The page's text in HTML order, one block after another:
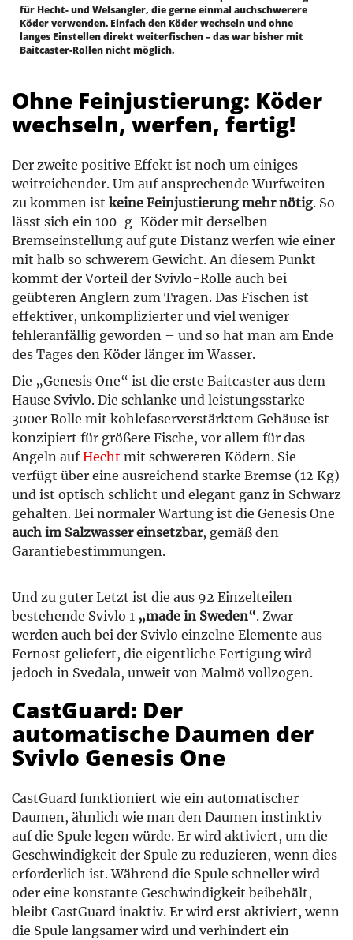
für Hecht- und Welsangler, die gerne einmal auchschwerere
Köder verwenden. Einfach den Köder wechseln und ohne
langes Einstellen direkt weiterfischen – das war bisher mit
Baitcaster-Rollen nicht möglich.
Ohne Feinjustierung: Köder
wechseln, werfen, fertig!
Der zweite positive Effekt ist noch um einiges
weitreichender. Um auf ansprechende Wurfweiten
zu kommen ist keine Feinjustierung mehr nötig. So
lässt sich ein 100-g-Köder mit derselben
Bremseinstellung auf gute Distanz werfen wie einer
mit halb so schwerem Gewicht. An diesem Punkt
kommt der Vorteil der Svivlo-Rolle auch bei
geübteren Anglern zum Tragen. Das Fischen ist
effektiver, unkomplizierter und viel weniger
fehleranfällig geworden – und so hat man am Ende
des Tages den Köder länger im Wasser.
Die „Genesis One“ ist die erste Baitcaster aus dem
Hause Svivlo. Die schlanke und leistungsstarke
300er Rolle mit kohlefaserverstärktem Gehäuse ist
konzipiert für größere Fische, vor allem für das
Angeln aufHecht mit schwereren Ködern. Sie
verfügt über eine ausreichend starke Bremse (12 Kg)
und ist optisch schlicht und elegant ganz in Schwarz
gehalten. Bei normaler Wartung ist die Genesis One
auch im Salzwasser einsetzbar, gemäß den
Garantiebestimmungen.
Und zu guter Letzt ist die aus 92 Einzelteilen
bestehende Svivlo 1 „made in Sweden“. Zwar
werden auch bei der Svivlo einzelne Elemente aus
Fernost geliefert, die eigentliche Fertigung wird
jedoch in Svedala, unweit von Malmö vollzogen.
CastGuard: Der
automatische Daumen der
Svivlo Genesis One
CastGuard funktioniert wie ein automatischer
Daumen, ähnlich wie man den Daumen instinktiv
auf die Spule legen würde. Er wird aktiviert, um die
Geschwindigkeit der Spule zu reduzieren, wenn dies
erforderlich ist. Während die Spule schneller wird
oder eine konstante Geschwindigkeit beibehält,
bleibt CastGuard inaktiv. Er wird erst aktiviert, wenn
die Spule langsamer wird und verhindert ein